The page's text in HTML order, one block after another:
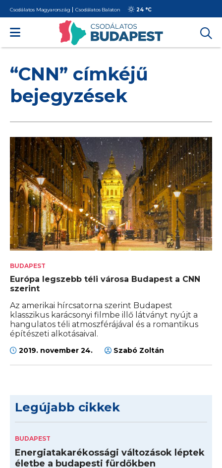
Csodálatos Magyarország Csodálatos Balaton 24 °C
“CNN” címkéjű
bejegyzések
BUDAPEST
Európa legszebb téli városa Budapest a CNN
szerint
Az amerikai hírcsatorna szerint Budapest
klasszikus karácsonyi filmbe illő látványt nyújt a
hangulatos téli atmoszférájával és a romantikus
építészeti alkotásaival.
2019. november 24. Szabó Zoltán
Legújabb cikkek
BUDAPEST
Energiatakarékossági változások léptek
életbe a budapesti fürdőkben